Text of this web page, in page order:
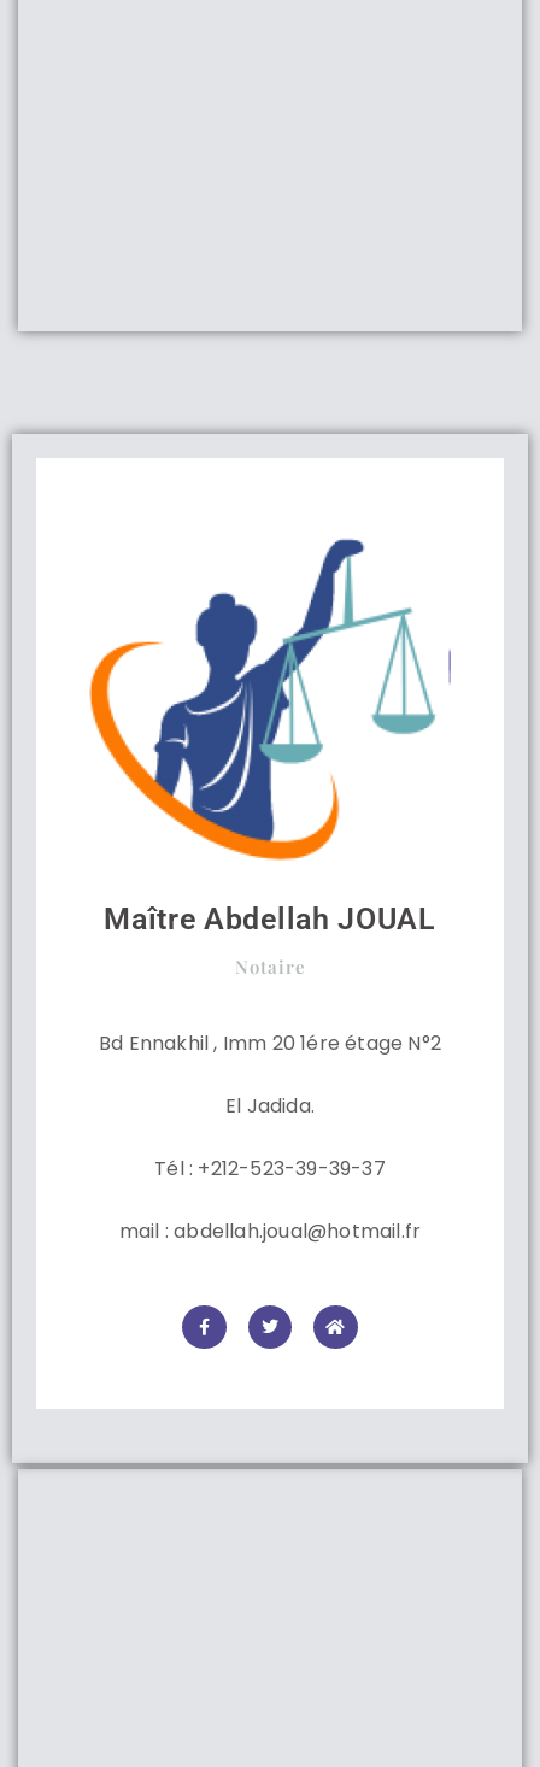
Maître Abdellah JOUAL
Notaire
Bd Ennakhil , Imm 20 1ére étage N°2
El Jadida.
Tél : +212-523-39-39-37
mail : abdellah.joual@hotmail.fr